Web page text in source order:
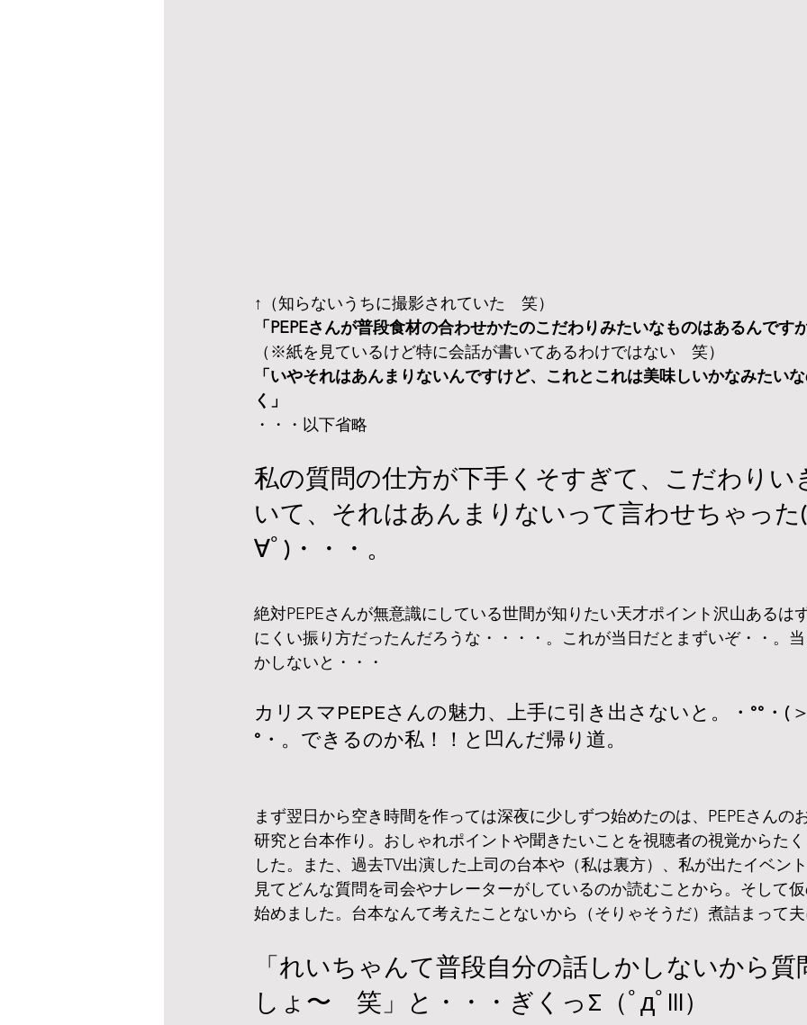
↑（知らないうちに撮影されていた　笑）
「PEPEさんが普段食材の合わせかたのこだわりみたいなものはあるんですか
（※紙を見ているけど特に会話が書いてあるわけではない　笑）
「いやそれはあんまりないんですけど、これとこれは美味しいかなみたい
く」
・・・以下省略
私の質問の仕方が下手くそすぎて、こだわりい
いて、それはあんまりないって言わせちゃった(
∀ﾟ)・・・。
絶対PEPEさんが無意識にしている世間が知りたい天才ポイント沢山あるは
にくい振り方だったんだろうな・・・・。これが当日だとまずいぞ・・。
かしないと・・・
カリスマPEPEさんの魅力、上手に引き出さないと。・°°・(
°・。できるのか私！！と凹んだ帰り道。
まず翌日から空き時間を作っては深夜に少しずつ始めたのは、PEPEさんの
研究と台本作り。おしゃれポイントや聞きたいことを視聴者の視覚からた
した。また、過去TV出演した上司の台本や（私は裏方）、私が出たイベン
見てどんな質問を司会やナレーターがしているのか読むことから。そして
始めました。台本なんて考えたことないから（そりゃそうだ）煮詰まって夫
「れいちゃんて普段自分の話しかしないから質
しょ〜　笑」と・・・ぎくっΣ（ﾟдﾟlll）